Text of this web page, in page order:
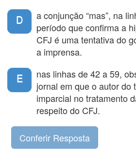
D
a conjunção “mas”, na
período que confirma a
CFJ é uma tentativa do
a imprensa.
E
nas linhas de 42 a 59,
jornal em que o autor do
imparcial no tratamento
respeito do CFJ.